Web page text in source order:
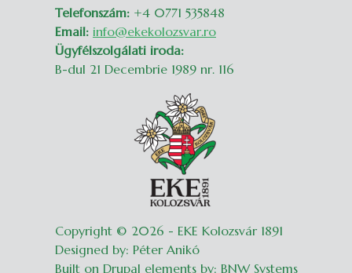
Telefonszám: +4 0771 535848
Email: info@ekekolozsvar.ro
Ügyfélszolgálati iroda:
B-dul 21 Decembrie 1989 nr. 116
Copyright © 2026 - EKE Kolozsvár 1891
Designed by: Péter Anikó
Built on Drupal elements by: BNW Systems